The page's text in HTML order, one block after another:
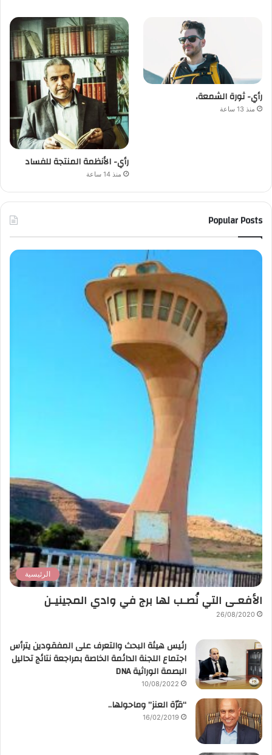
رأي- ثورة الشمعة،
منذ 13 ساعة
رأي- الأنظمة المنتجة للفساد
منذ 14 ساعة
Popular Posts
الرئيسية
الأفعـى التي نُصـب لها برج في وادي المجينيـن
26/08/2020
رئيس هيئة البحث والتعرف على المفقودين يترأس
اجتماع اللجنة الدائمة الخاصة بمراجعة نتائج تحاليل
البصمة الوراثية DNA
10/08/2022
“قرّة العنز” وماحولها..
16/02/2019